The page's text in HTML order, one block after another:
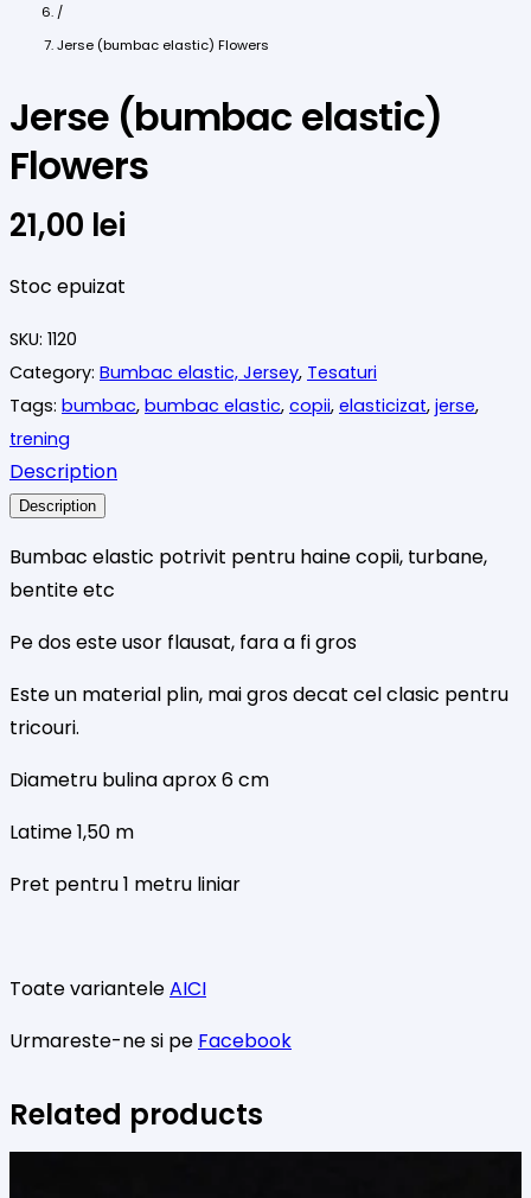
/
Jerse (bumbac elastic) Flowers
Jerse (bumbac elastic)
Flowers
21,00 lei
Stoc epuizat
SKU: 1120
Category: Bumbac elastic, Jersey, Tesaturi
Tags: bumbac, bumbac elastic, copii, elasticizat, jerse,
trening
Description
Description
Bumbac elastic potrivit pentru haine copii, turbane,
bentite etc
Pe dos este usor flausat, fara a fi gros
Este un material plin, mai gros decat cel clasic pentru
tricouri.
Diametru bulina aprox 6 cm
Latime 1,50 m
Pret pentru 1 metru liniar
Toate varianteleAICI
Urmareste-ne si pe Facebook
Related products